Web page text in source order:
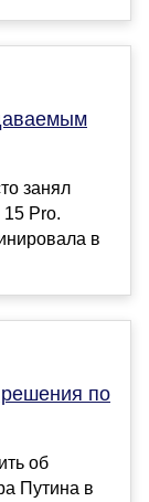
занял
Pro.
в
по
об
Путина в